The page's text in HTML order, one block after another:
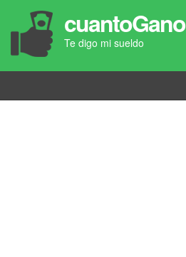
cuantoGano
Te digo mi sueldo